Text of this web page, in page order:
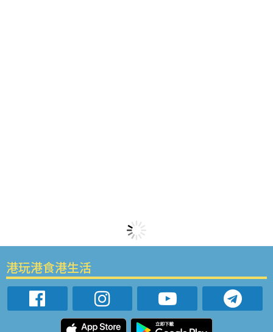
港玩港食港生活